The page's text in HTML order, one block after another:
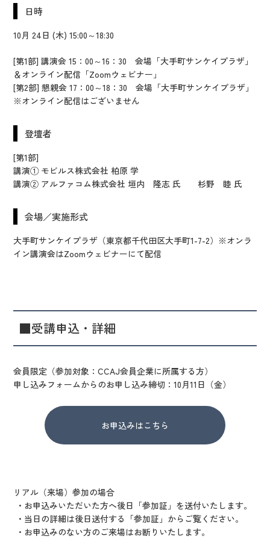
日時
10月 24日 (木) 15:00～18:30
[第1部] 講演会 15：00～16：30 会場「大手町サンケイプラザ」
＆オンライン配信「Zoomウェビナー」
[第2部] 懇親会 17：00～18：30 会場「大手町サンケイプラザ」
※オンライン配信はございません
登壇者
[第1部]
講演① モビルス株式会社 柏原 学
講演② アルファコム株式会社 垣内 隆志 氏 杉野 睦 氏
会場／実施形式
大手町サンケイプラザ（東京都千代田区大手町1-7-2）※オンラ
イン講演会はZoomウェビナーにて配信
■受講申込・詳細
会員限定（参加対象：CCAJ会員企業に所属する方）
申し込みフォームからのお申し込み締切：10月11日（金）
お申込みはこちら
リアル（来場）参加の場合
・お申込みいただいた方へ後日「参加証」を送付いたします。
・当日の詳細は後日送付する「参加証」からご覧ください。
・お申込みのない方のご来場はお断りいたします。